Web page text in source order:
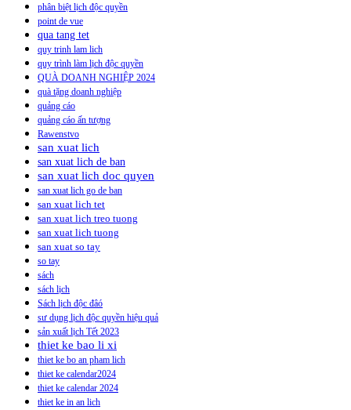
phân biệt lịch độc quyền
point de vue
qua tang tet
quy trinh lam lich
quy trình làm lịch độc quyền
QUÀ DOANH NGHIỆP 2024
quà tặng doanh nghiệp
quảng cáo
quảng cáo ấn tượng
Rawenstvo
san xuat lich
san xuat lich de ban
san xuat lich doc quyen
san xuat lich go de ban
san xuat lich tet
san xuat lich treo tuong
san xuat lich tuong
san xuat so tay
so tay
sách
sách lịch
Sách lịch độc đâó
sư dụng lịch độc quyền hiệu quả
sản xuất lịch Tết 2023
thiet ke bao li xi
thiet ke bo an pham lich
thiet ke calendar2024
thiet ke calendar 2024
thiet ke in an lich